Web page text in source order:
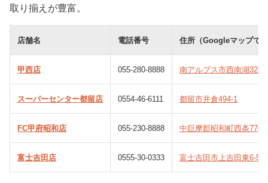
取り揃えが豊富。
店舗名 電話番号 住所（Googleマップで
甲西店 055-280-8888 南アルプス市西南湖325
スーパーセンター都留店 0554-46-6111 都留市井倉494-1
FC甲府昭和店 055-230-8888 中巨摩郡昭和町西条770
富士吉田店 0555-30-0333 富士吉田市上吉田東6-5-